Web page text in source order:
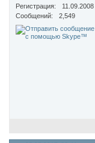
Регистрация
11.09.2008
Сообщений
2,549